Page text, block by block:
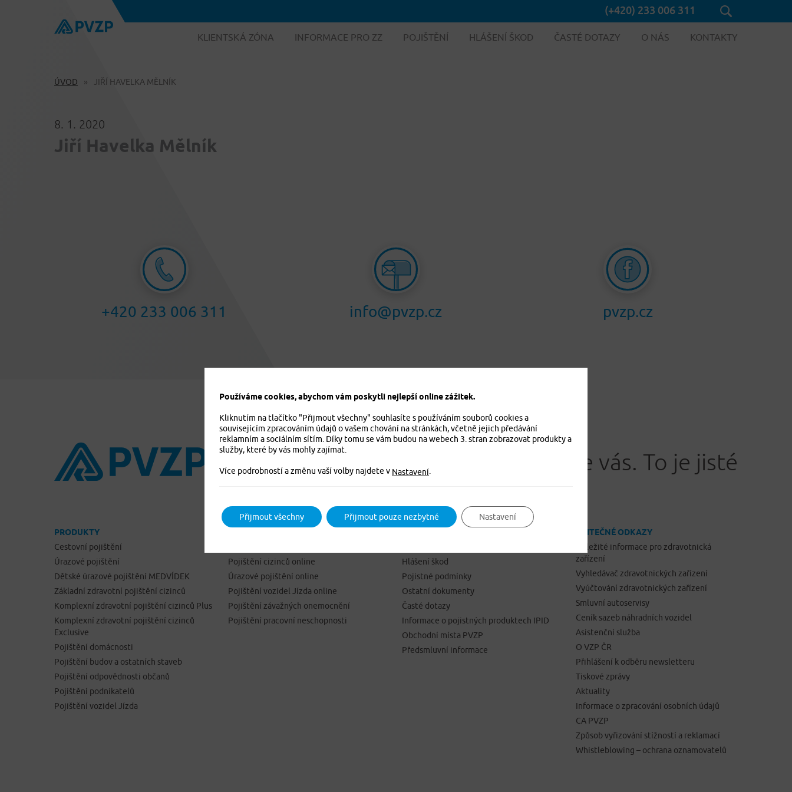
(+420) 233 006 311
KLIENTSKÁ ZÓNA INFORMACE PRO ZZ POJIŠTĚNÍ HLÁŠENÍ ŠKOD ČASTÉ DOTAZY O NÁS KONTAKTY
ÚVOD JIŘÍ HAVELKA MĚLNÍK
8. 1. 2020
Jiří Havelka Mělník
+420 233 006 311 info@pvzp.cz pvzp.cz
Jistíme vás. To je jisté
PRODUKTY
Cestovní pojištění
Úrazové pojištění
Dětské úrazové pojištění MEDVÍDEK
Základní zdravotní pojištění cizinců
Komplexní zdravotní pojištění cizinců Plus
Komplexní zdravotní pojištění cizinců
Exclusive
Pojištění domácnosti
Pojištění budov a ostatních staveb
Pojištění odpovědnosti občanů
Pojištění podnikatelů
Pojištění vozidel Jízda
Pojištění cizinců online
Úrazové pojištění online
Pojištění vozidel Jízda online
Pojištění závažných onemocnění
Pojištění pracovní neschopnosti
Hlášení škod
Pojistné podmínky
Ostatní dokumenty
Časté dotazy
Informace o pojistných produktech IPID
Obchodní místa PVZP
Předsmluvní informace
UŽITEČNÉ ODKAZY
Důležité informace pro zdravotnická
zařízení
Vyhledávač zdravotnických zařízení
Vyúčtování zdravotnických zařízení
Smluvní autoservisy
Ceník sazeb náhradních vozidel
Asistenční služba
O VZP ČR
Přihlášení k odběru newsletteru
Tiskové zprávy
Aktuality
Informace o zpracování osobních údajů
CA PVZP
Způsob vyřizování stížností a reklamací
Whistleblowing – ochrana oznamovatelů
Používáme cookies, abychom vám poskytli nejlepší online zážitek.
Kliknutím na tlačítko "Přijmout všechny" souhlasíte s používáním souborů cookies a
souvisejícím zpracováním údajů o vašem chování na stránkách, včetně jejich předávání
reklamním a sociálním sítím. Díky tomu se vám budou na webech 3. stran zobrazovat produkty a
služby, které by vás mohly zajímat.
Více podrobností a změnu vaší volby najdete v Nastavení.
Přijmout všechny Přijmout pouze nezbytné Nastavení